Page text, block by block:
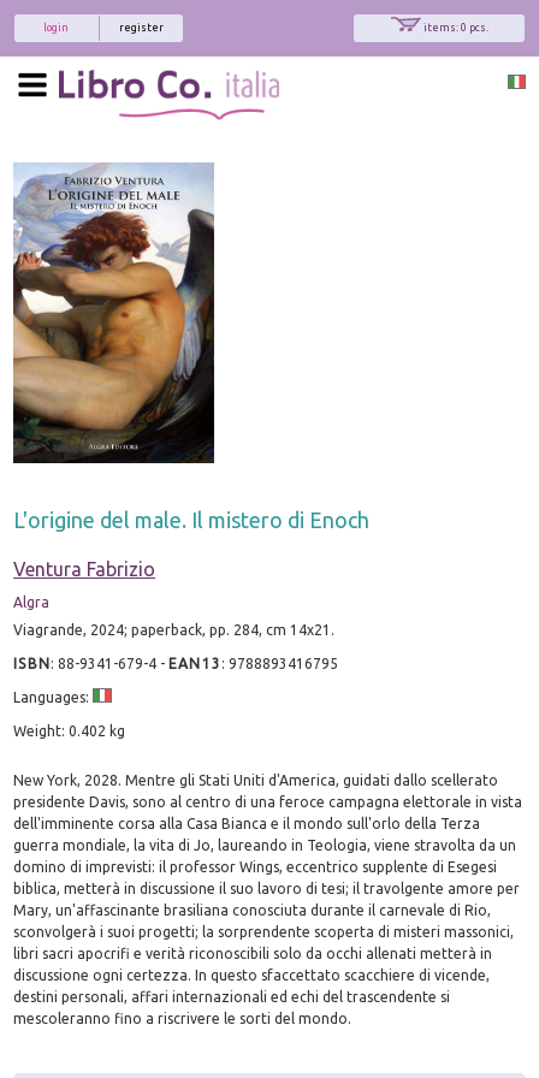
items: 0 pcs.
register
login
L'origine del male. Il mistero di Enoch
Ventura Fabrizio
Algra
Viagrande, 2024; paperback, pp. 284, cm 14x21.
ISBN:88-9341-679-4 - EAN13 :9788893416795
Languages:
Weight: 0.402 kg
New York, 2028. Mentre gli Stati Uniti d'America, guidati dallo scellerato
presidente Davis, sono al centro di una feroce campagna elettorale in vista
dell'imminente corsa alla Casa Bianca e il mondo sull'orlo della Terza
guerra mondiale, la vita di Jo, laureando in Teologia, viene stravolta da un
domino di imprevisti: il professor Wings, eccentrico supplente di Esegesi
biblica, metterà in discussione il suo lavoro di tesi; il travolgente amore per
Mary, un'affascinante brasiliana conosciuta durante il carnevale di Rio,
sconvolgerà i suoi progetti; la sorprendente scoperta di misteri massonici,
libri sacri apocrifi e verità riconoscibili solo da occhi allenati metterà in
discussione ogni certezza. In questo sfaccettato scacchiere di vicende,
destini personali, affari internazionali ed echi del trascendente si
mescoleranno fino a riscrivere le sorti del mondo.